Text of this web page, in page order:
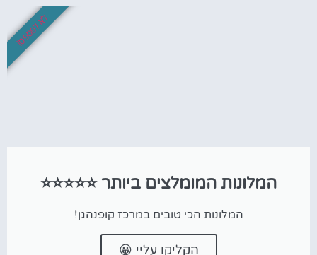
המלונות המומלצים ביותר ⭐⭐⭐⭐⭐
המלונות הכי טובים במרכז קופנהגן!
הקליקו עליי 😀
לא לפספס!